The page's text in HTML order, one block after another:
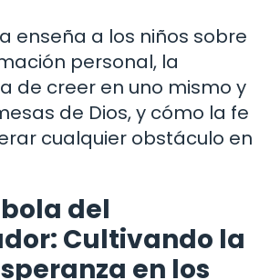
enseña a los niños sobre
personal, la
de creer en uno mismo y
de Dios, y cómo la fe
cualquier obstáculo en
del
Cultivando la
en los